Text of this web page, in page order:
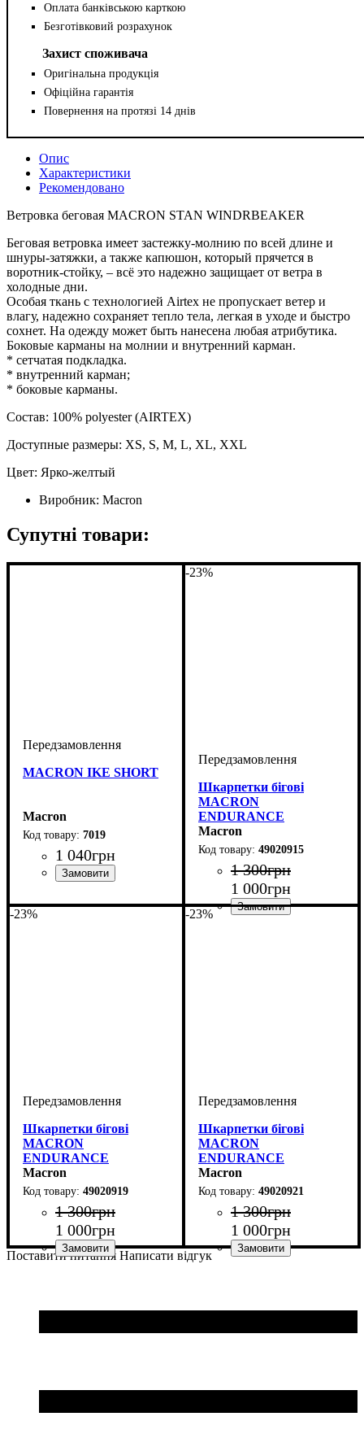
Оплата банківською карткою
Безготівковий розрахунок
Захист споживача
Оригінальна продукція
Офіційна гарантія
Повернення на протязі 14 днів
Опис
Характеристики
Рекомендовано
Ветровка беговая MACRON STAN WINDRBEAKER
Беговая ветровка имеет застежку-молнию по всей длине и
шнуры-затяжки, а также капюшон, который прячется в
воротник-стойку, – всё это надежно защищает от ветра в
холодные дни.
Особая ткань с технологией Airtex не пропускает ветер и
влагу, надежно сохраняет тепло тела, легкая в уходе и быстро
сохнет. На одежду может быть нанесена любая атрибутика.
Боковые карманы на молнии и внутренний карман.
* сетчатая подкладка.
* внутренний карман;
* боковые карманы.
Состав: 100% polyester (AIRTEX)
Доступные размеры: XS, S, M, L, XL, XXL
Цвет: Ярко-желтый
Виробник: Macron
Супутні товари:
MACRON IKE SHORT
Macron
7019
1 040грн
синій, Синій
-23%
Шкарпетки бігові
MACRON
ENDURANCE
(49020915)
Macron
49020915
1 300грн
1 000грн
Колір
-23%
Шкарпетки бігові
MACRON
ENDURANCE
(49020919)
Macron
49020919
1 300грн
1 000грн
Колір: Чорний
-23%
Шкарпетки бігові
MACRON
ENDURANCE
(49020921)
Macron
49020921
1 300грн
1 000грн
Колір
Поставити питання Написати відгук